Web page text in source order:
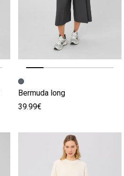
Image précédente
Image suivante
Bermuda long
39.99€